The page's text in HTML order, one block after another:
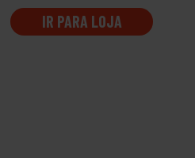
IR PARA LOJA